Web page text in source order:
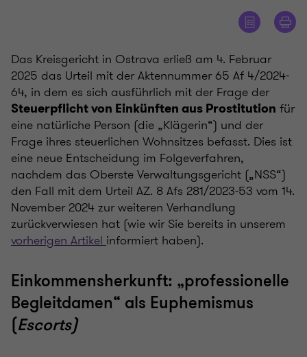
Das Kreisgericht in Ostrava erließ am 4. Februar
2025 das Urteil mit der Aktennummer 65 Af 4/2024-
64, in dem es sich ausführlich mit der Frage der
Steuerpflicht von Einkünften aus Prostitution für
eine natürliche Person (die „Klägerin“) und der
Frage ihres steuerlichen Wohnsitzes befasst. Dies ist
eine neue Entscheidung im Folgeverfahren,
nachdem das Oberste Verwaltungsgericht („NSS“)
den Fall mit dem Urteil AZ. 8 Afs 281/2023-53 vom 14.
November 2024 zur weiteren Verhandlung
zurückverwiesen hat (wie wir Sie bereits in unserem
vorherigen Artikelinformiert haben).
Einkommensherkunft: „professionelle
Begleitdamen“ als Euphemismus
(Escorts)